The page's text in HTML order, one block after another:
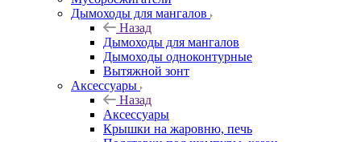
Дымоходы для мангалов
Назад
Дымоходы для мангалов
Дымоходы одноконтурные
Вытяжной зонт
Аксессуары
Назад
Аксессуары
Крышки на жаровню, печь